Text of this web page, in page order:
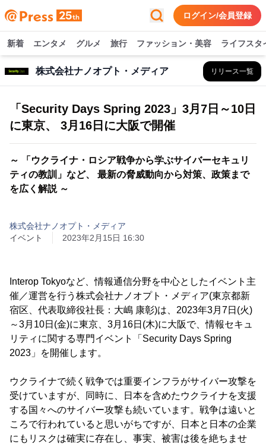
ログイン/会員登録
新着 エンタメ グルメ 旅行 ファッション・美容 ライフスタ
株式会社ナノオプト・メディア リリース一覧
「Security Days Spring 2023」3月7日～10日
に東京、 3月16日に大阪で開催
～ 「ウクライナ・ロシア戦争から学ぶサイバーセキュリ
ティの教訓」など、 最新の脅威動向から対策、政策まで
を広く解説 ～
株式会社ナノオプト・メディア
イベント
2023年2月15日 16:30
Interop Tokyoなど、情報通信分野を中心としたイベント主
催／運営を行う株式会社ナノオプト・メディア(東京都新
宿区、代表取締役社長：大嶋 康彰)は、2023年3月7日(火)
～3月10日(金)に東京、3月16日(木)に大阪で、情報セキュ
リティに関する専門イベント「Security Days Spring
2023」を開催します。
ウクライナで続く戦争では重要インフラがサイバー攻撃を
受けていますが、同時に、日本を含めたウクライナを支援
する国々へのサイバー攻撃も続いています。戦争は遠いと
ころで行われていると思いがちですが、日本と日本の企業
にもリスクは確実に存在し、事実、被害は後を絶ちませ